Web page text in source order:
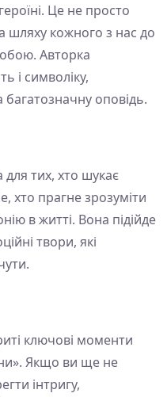
Це не просто
шляху кожного з нас до
Авторка
і символіку,
оповідь.
тих, хто шукає
хто прагне зрозуміти
в житті. Вона підійде
твори, які
ключові моменти
Якщо ви ще не
інтригу,